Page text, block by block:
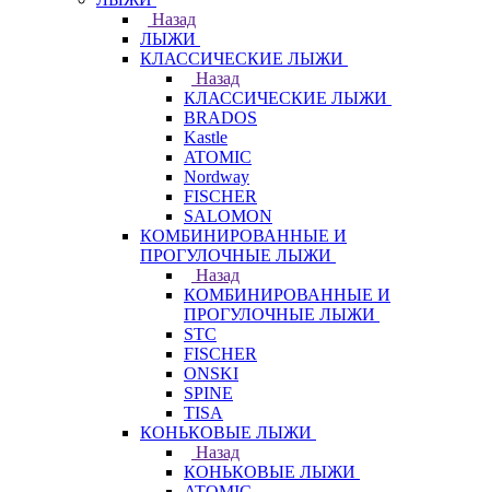
Назад
ЛЫЖИ
КЛАССИЧЕСКИЕ ЛЫЖИ
Назад
КЛАССИЧЕСКИЕ ЛЫЖИ
BRADOS
Kastle
ATOMIC
Nordway
FISCHER
SALOMON
КОМБИНИРОВАННЫЕ И
ПРОГУЛОЧНЫЕ ЛЫЖИ
Назад
КОМБИНИРОВАННЫЕ И
ПРОГУЛОЧНЫЕ ЛЫЖИ
STC
FISCHER
ONSKI
SPINE
TISA
КОНЬКОВЫЕ ЛЫЖИ
Назад
КОНЬКОВЫЕ ЛЫЖИ